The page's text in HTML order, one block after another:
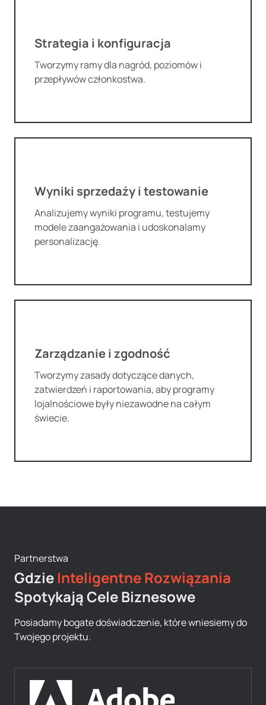
Strategia i konfiguracja
Tworzymy ramy dla nagród, poziomów i
przepływów członkostwa.
Wyniki sprzedaży i testowanie
Analizujemy wyniki programu, testujemy
modele zaangażowania i udoskonalamy
personalizację.
Zarządzanie i zgodność
Tworzymy zasady dotyczące danych,
zatwierdzeń i raportowania, aby programy
lojalnościowe były niezawodne na całym
świecie.
Partnerstwa
Gdzie Inteligentne Rozwiązania
Spotykają Cele Biznesowe
Posiadamy bogate doświadczenie, które wniesiemy do
Twojego projektu.